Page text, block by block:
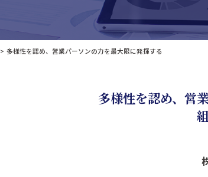
> 多様性を認め、営業パーソンの力を最大限に発揮する
多様性を認め、営